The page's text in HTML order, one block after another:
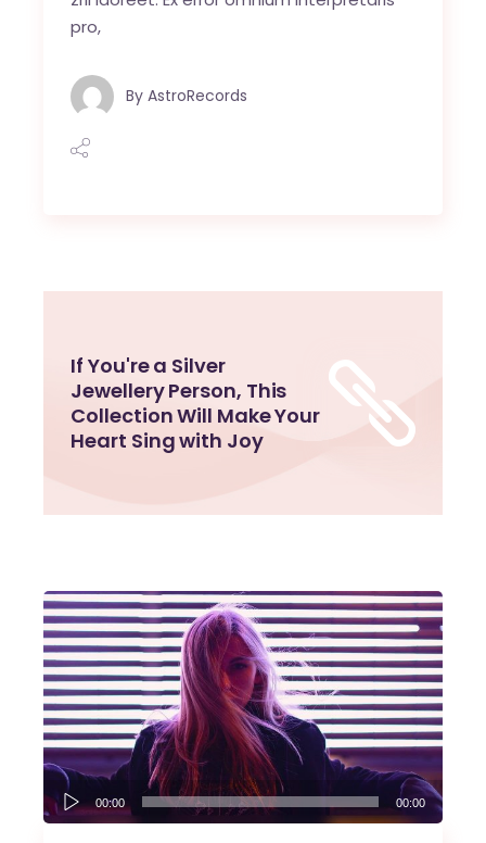
pro,
By AstroRecords
If You're a Silver
Jewellery Person, This
Collection Will Make Your
Heart Sing with Joy
Audio
Player
00:00 00:00